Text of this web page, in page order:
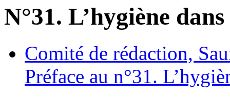
N°31. L’hygiène
Comité de rédaction,
Préface au n°31.